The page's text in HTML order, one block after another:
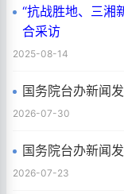
“抗战胜地、三
合采访
2025-08-14
国务院台办新闻
2026-07-30
国务院台办新闻
2026-07-23